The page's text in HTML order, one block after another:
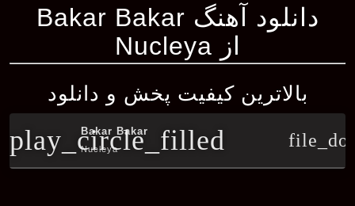
دانلود آهنگ Bakar Bakar
از Nucleya
بالاترین کیفیت پخش و دانلود
play_circle_filled
Bakar Bakar
Nucleya